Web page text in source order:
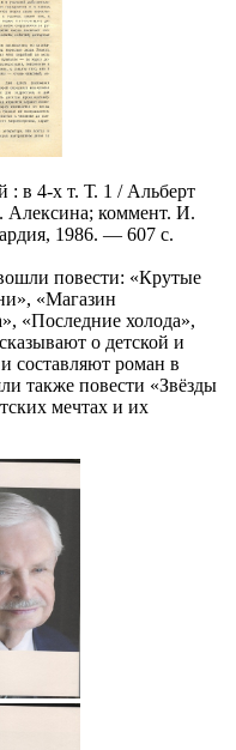
в 4-х т. Т. 1 / Альберт
Алексина; коммент. И.
1986. — 607 с.
повести: «Крутые
«Магазин
«Последние холода»,
о детской и
составляют роман в
также повести «Звёзды
мечтах и их